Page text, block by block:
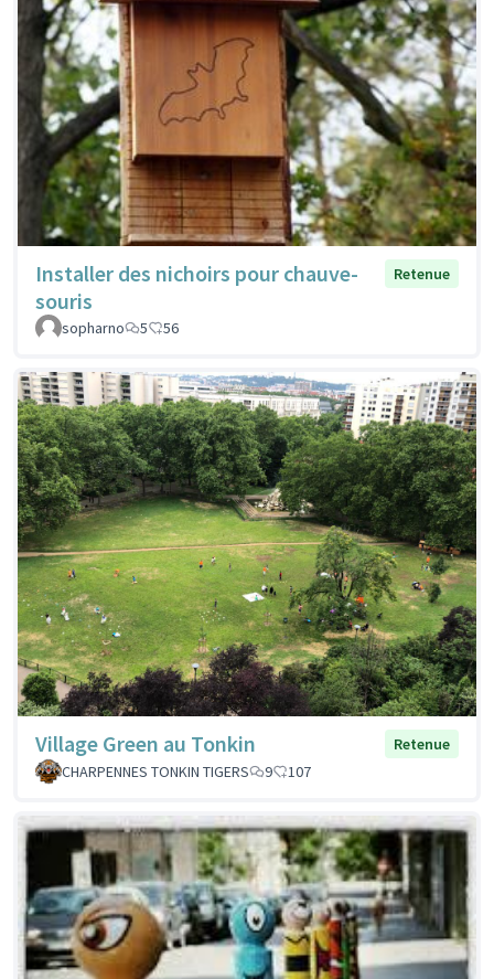
Installer des nichoirs pour chauve-
souris
Retenue
sopharno 5 56
Village Green au Tonkin
Retenue
CHARPENNES TONKIN TIGERS
9 107